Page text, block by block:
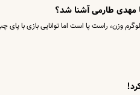
مهدی طارمی آشنا شد؟
طارمی با ۱۸۷ سانتی متر قد و ۷۹ کیلوگرم وزن، راست پا است اما